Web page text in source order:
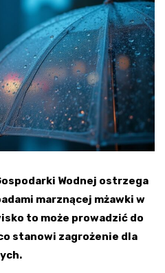
Wodnej ostrzega
marznącej mżawki w
to może prowadzić do
stanowi zagrożenie dla